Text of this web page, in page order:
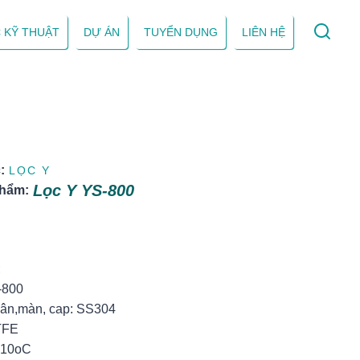
KỸ THUẬT DỰ ÁN TUYỂN DỤNG LIÊN HỆ
LỌC Y
Lọc Y YS-800
cap: SS304